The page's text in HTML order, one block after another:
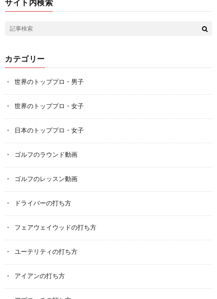
サイト内検索
カテゴリー
世界のトッププロ・男子
世界のトッププロ・女子
日本のトッププロ・女子
ゴルフのラウンド動画
ゴルフのレッスン動画
ドライバーの打ち方
フェアウェイウッドの打ち方
ユーテリティの打ち方
アイアンの打ち方